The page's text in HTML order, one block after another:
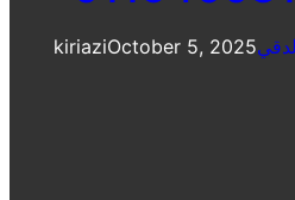
kiriaziOctober 5, 2025